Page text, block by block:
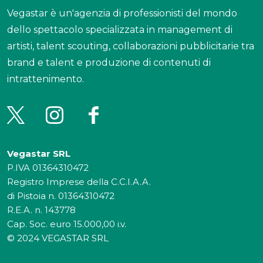
Vegastar è un'agenzia di professionisti del mondo
dello spettacolo specializzata in management di
artisti, talent scouting, collaborazioni pubblicitarie tra
brand e talent e produzione di contenuti di
intrattenimento.
Vegastar SRL
P.IVA 01364310472
Registro Imprese della C.C.I.A.A.
di Pistoia n. 01364310472
R.E.A. n. 143778
Cap. Soc. euro 15.000,00 i.v.
© 2024 VEGASTAR SRL